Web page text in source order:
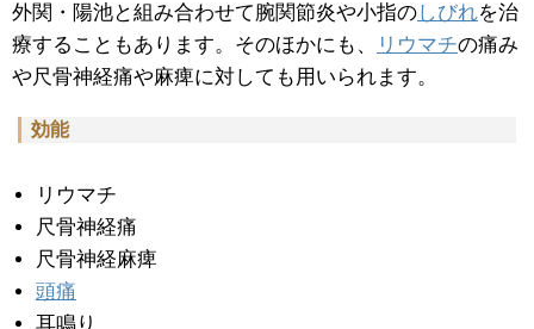
外関・陽池と組み合わせて腕関節炎や小指のしびれを治
療することもあります。そのほかにも、
リウマチの痛み
や尺骨神経痛や麻痺に対しても用いられます。
効能
リウマチ
尺骨神経痛
尺骨神経麻痺
頭痛
耳鳴り